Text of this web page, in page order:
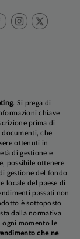
. Si prega di
chiave
prima di
documenti, che
ottenuti in
di gestione e
possibile ottenere
gestione del fondo
locale del paese di
passati non
è sottoposto
dalla normativa
ogni momento le
che ne